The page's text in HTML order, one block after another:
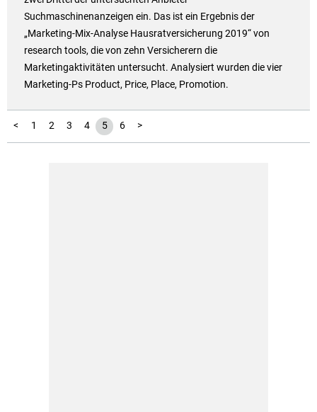
Suchmaschinenanzeigen ein. Das ist ein Ergebnis der
„Marketing-Mix-Analyse Hausratversicherung 2019“ von
research tools, die von zehn Versicherern die
Marketingaktivitäten untersucht. Analysiert wurden die vier
Marketing-Ps Product, Price, Place, Promotion.
< 1 2 3 4 5 6 >